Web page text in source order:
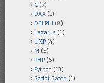
C (7)
DAX (1)
DELPHI (8)
Lazarus (1)
LIXP (4)
M (5)
PHP (6)
Python (13)
Script Batch (1)